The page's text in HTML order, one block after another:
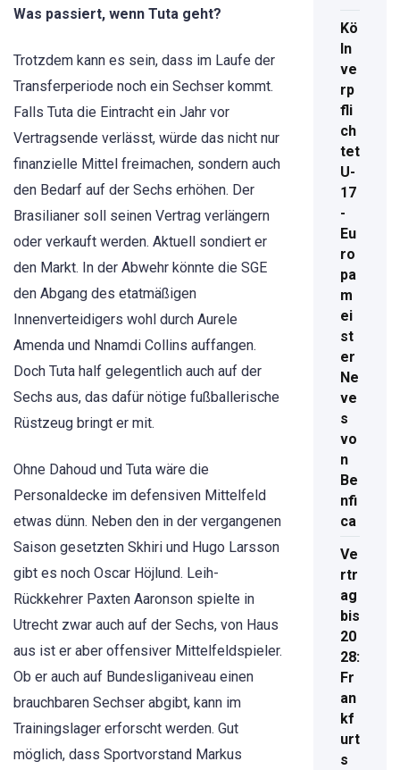
Was passiert, wenn Tuta geht?
Trotzdem kann es sein, dass im Laufe der
Transferperiode noch ein Sechser kommt.
Falls Tuta die Eintracht ein Jahr vor
Vertragsende verlässt, würde das nicht nur
finanzielle Mittel freimachen, sondern auch
den Bedarf auf der Sechs erhöhen. Der
Brasilianer soll seinen Vertrag verlängern
oder verkauft werden. Aktuell sondiert er
den Markt. In der Abwehr könnte die SGE
den Abgang des etatmäßigen
Innenverteidigers wohl durch Aurele
Amenda und Nnamdi Collins auffangen.
Doch Tuta half gelegentlich auch auf der
Sechs aus, das dafür nötige fußballerische
Rüstzeug bringt er mit.
Ohne Dahoud und Tuta wäre die
Personaldecke im defensiven Mittelfeld
etwas dünn. Neben den in der vergangenen
Saison gesetzten Skhiri und Hugo Larsson
gibt es noch Oscar Höjlund. Leih-
Rückkehrer Paxten Aaronson spielte in
Utrecht zwar auch auf der Sechs, von Haus
aus ist er aber offensiver Mittelfeldspieler.
Ob er auch auf Bundesliganiveau einen
brauchbaren Sechser abgibt, kann im
Trainingslager erforscht werden. Gut
möglich, dass Sportvorstand Markus
Kö
ln
ve
rp
fli
ch
tet
U-
17
-
Eu
ro
pa
m
ei
st
er
Ne
ve
s
vo
n
Be
nfi
ca
Ve
rtr
ag
bis
20
28:
Fr
an
kf
urt
s